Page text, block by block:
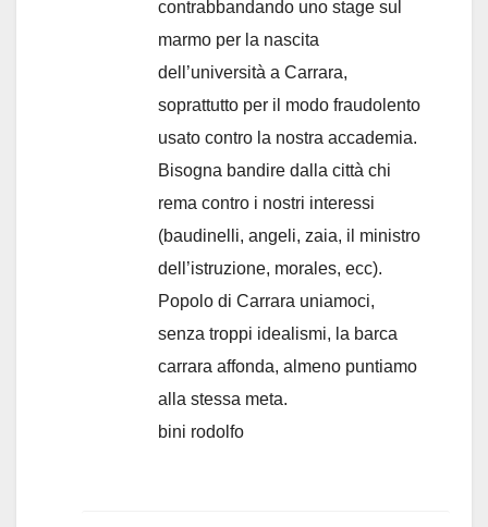
contrabbandando uno stage sul
marmo per la nascita
dell’università a Carrara,
soprattutto per il modo fraudolento
usato contro la nostra accademia.
Bisogna bandire dalla città chi
rema contro i nostri interessi
(baudinelli, angeli, zaia, il ministro
dell’istruzione, morales, ecc).
Popolo di Carrara uniamoci,
senza troppi idealismi, la barca
carrara affonda, almeno puntiamo
alla stessa meta.
bini rodolfo